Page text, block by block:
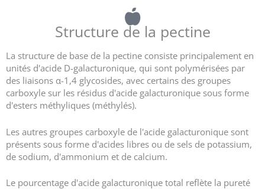
Structure de la pectine
La structure de base de la pectine consiste principalement en
unités d'acide D-galacturonique, qui sont polymérisées par
des liaisons α-1,4 glycosides, avec certains des groupes
carboxyle sur les résidus d'acide galacturonique sous forme
d'esters méthyliques (méthylés).
Les autres groupes carboxyle de l'acide galacturonique sont
présents sous forme d'acides libres ou de sels de potassium,
de sodium, d'ammonium et de calcium.
Le pourcentage d'acide galacturonique total reflète la pureté